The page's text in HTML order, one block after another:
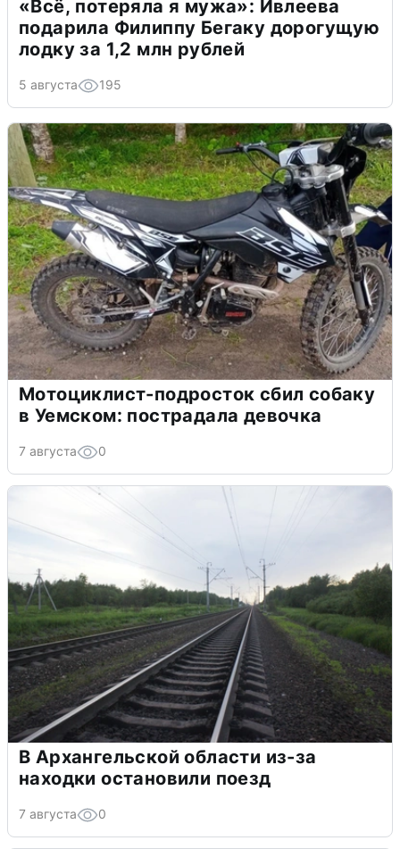
«Всё, потеряла я мужа»: Ивлеева
подарила Филиппу Бегаку дорогущую
лодку за 1,2 млн рублей
5 августа 195
Мотоциклист-подросток сбил собаку
в Уемском: пострадала девочка
7 августа 0
В Архангельской области из-за
находки остановили поезд
7 августа 0